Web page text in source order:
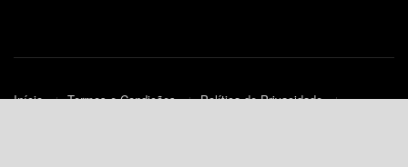
Início Termos e Condições
Política de Privacidade